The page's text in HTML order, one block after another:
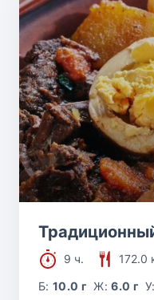
9 ч.
172.0
Б:10.0 г Ж:6.0 г